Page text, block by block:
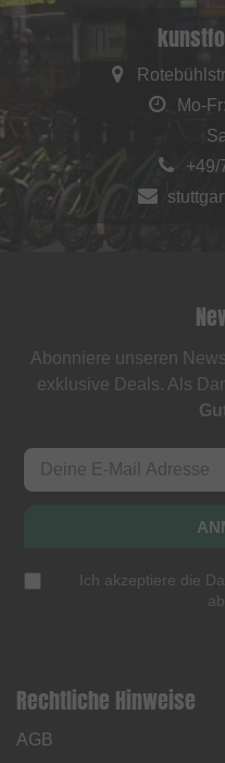
Mo-
+49/
Abonniere unseren
exklusive Deals. Als
Ich akzeptiere die
Rechtliche Hinweise
AGB